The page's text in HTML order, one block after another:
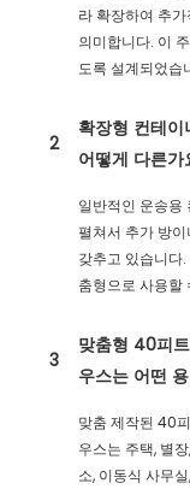
라 확장하여 추
의미합니다. 이
도록 설계되었습
2
확장형 컨테
어떻게 다른가
일반적인 운송용
펼쳐서 추가 방
갖추고 있습니다
춤형으로 사용할
3
맞춤형 40피
우스는 어떤
맞춤 제작된 40
우스는 주택, 별
소, 이동식 사무